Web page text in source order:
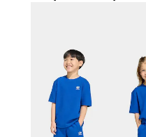
mekog,
Regularan kroj
Ukrašen
Majica ima